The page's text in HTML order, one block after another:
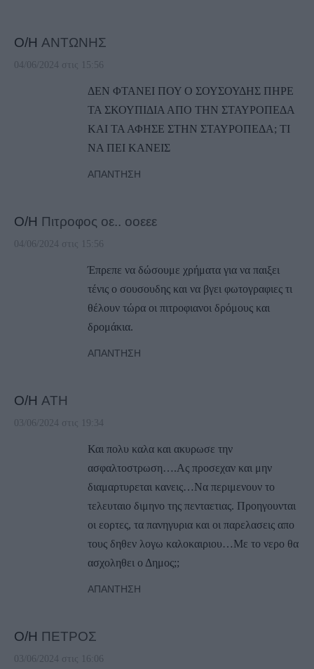
Ο/Η ΑΝΤΩΝΗΣ
04/06/2024 στις 15:56
ΔΕΝ ΦΤΑΝΕΙ ΠΟΥ Ο ΣΟΥΣΟΥΔΗΣ ΠΗΡΕ
ΤΑ ΣΚΟΥΠΙΔΙΑ ΑΠΟ ΤΗΝ ΣΤΑΥΡΟΠΕΔΑ
ΚΑΙ ΤΑ ΑΦΗΣΕ ΣΤΗΝ ΣΤΑΥΡΟΠΕΔΑ; ΤΙ
ΝΑ ΠΕΙ ΚΑΝΕΙΣ
ΑΠΆΝΤΗΣΗ
Ο/Η Πιτροφος οε.. οοεεε
04/06/2024 στις 15:56
Έπρεπε να δώσουμε χρήματα για να παιξει
τένις ο σουσουδης και να βγει φωτογραφιες τι
θέλουν τώρα οι πιτροφιανοι δρόμους και
δρομάκια.
ΑΠΆΝΤΗΣΗ
Ο/Η ATH
03/06/2024 στις 19:34
Και πολυ καλα και ακυρωσε την
ασφαλτοστρωση….Ας προσεχαν και μην
διαμαρτυρεται κανεις…Να περιμενουν το
τελευταιο διμηνο της πενταετιας. Προηγουνται
οι εορτες, τα πανηγυρια και οι παρελασεις απο
τους δηθεν λογω καλοκαιριου…Με το νερο θα
ασχοληθει ο Δημος;;
ΑΠΆΝΤΗΣΗ
Ο/Η ΠΕΤΡΟΣ
03/06/2024 στις 16:06